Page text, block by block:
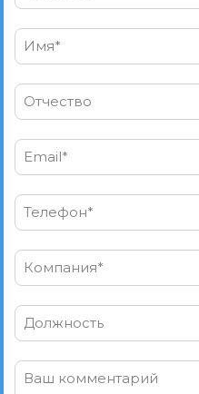
Имя*
Отчество
Email*
Телефон*
Компания*
Должность
Ваш комментарий